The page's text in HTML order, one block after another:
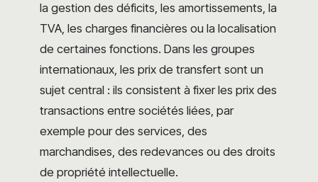
la gestion des déficits, les amortissements, la
TVA, les charges financières ou la localisation
de certaines fonctions. Dans les groupes
internationaux, les prix de transfert sont un
sujet central : ils consistent à fixer les prix des
transactions entre sociétés liées, par
exemple pour des services, des
marchandises, des redevances ou des droits
de propriété intellectuelle.